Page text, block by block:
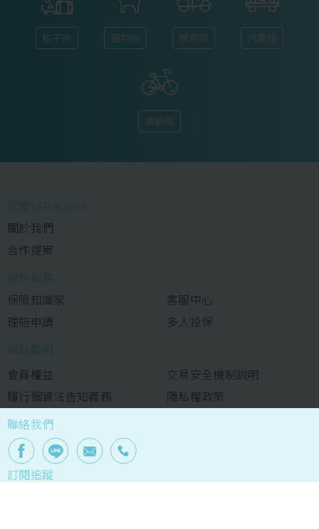
旅平險 寵物險 機車險 汽車險
運動險
認識SARAcares
關於我們
合作提案
保戶服務
保險知識家
理賠申請
客服中心
多人投保
網站聲明
會員權益
履行個資法告知義務
交易安全機制說明
隱私權政策
聯絡我們
訂閱追蹤